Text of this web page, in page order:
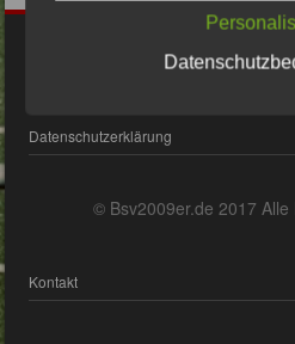
Datenschutzerklärung
© Bsv2009er.de 2017
Kontakt